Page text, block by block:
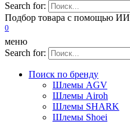
Search for:
Подбор товара с помощью ИИ
0
меню
Search for:
Поиск по бренду
Шлемы AGV
Шлемы Airoh
Шлемы SHARK
Шлемы Shoei